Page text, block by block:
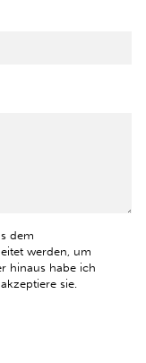
dem
werden, um
hinaus habe ich
sie.